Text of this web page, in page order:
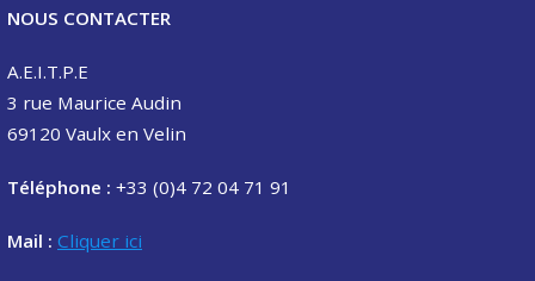
NOUS CONTACTER
A.E.I.T.P.E
3 rue Maurice Audin
69120 Vaulx en Velin
Téléphone : +33 (0)4 72 04 71 91
Mail : Cliquer ici